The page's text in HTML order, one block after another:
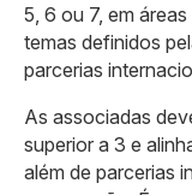
5, 6 ou 7, em
temas definidos
parcerias
As associadas
superior a 3 e
além de parcerias